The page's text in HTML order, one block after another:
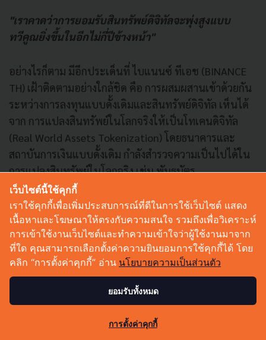
"เราคาดว่าการยอมรับสินทรัพย์ดิจิทัลจะพุ่งสูงแบบ
ทวีคูณยิ่งขึ้นในอีกไม่กี่ปีข้างหน้า"
อย่างไรก็ตาม มีอีกประเด็นที่ ไบแนนซ์ ทีเอช (BINANCE
TH) เฝ้าติดตามอย่างใกล้ชิด คือ การผสมผสานเข้าด้วยกัน
ระหว่างการลงทุนแบบดั้งเดิมและสินทรัพย์ดิจิทัล เห็นได้
จาก การแปลงสินทรัพย์ในโลกจริงให้เป็นโทเคนดิจิทัล
(Real World Assets Tokenization) โดยธนาคารและ
สถาบันการเงินแบบดั้งเดิม กำลังสำรวจความเป็นไปได้ใน
การแปลงสินทรัพย์ในโลกจริง เช่น พันธบัตร
อสังหาริมทรัพย์ หุ้น ให้เป็นสินทรัพย์ดิจิทัลที่สามารถซื้อ
ขายได้บนบล็อกเชน
“การแปลงสินทรัพย์จะเปิดโอกาสให้การซื้อขายสามารถ
เกิดขึ้นได้ตลอด 24 ชั่วโมง ซึ่งจะช่วยเพิ่มสภาพคล่อง
ขยายการเข้าถึงระหว่างประเทศ และอาจเป็นการเปลี่ยน
โฉมตลาดการลงทุนดั้งเดิมและเพิ่มโอกาสทางการลงทุน
ให้กว้างขวางมากขึ้น และเมื่อเส้นแบ่งระหว่างการเงิน
แบบดั้งเดิมกับสินทรัพย์ดิจิทัลเริ่มจางลง ทั้งสองภาคส่วน
เว็บไซต์นี้ใช้คุกกี้
เราใช้คุกกี้เพื่อเพิ่มประสบการณ์ที่ดีในการใช้เว็บไซต์ แสดง
เนื้อหาและโฆษณาให้ตรงกับความสนใจ รวมถึงเพื่อวิเคราะห์
การเข้าใช้งานเว็บไซต์และทำความเข้าใจว่าผู้ใช้งานมาจาก
ที่ใด คุณสามารถเลือกตั้งค่าความยินยอมการใช้คุกกี้ได้ โดย
คลิก “การตั้งค่าคุกกี้” อ่าน นโยบายความเป็นส่วนตัว
ยอมรับทั้งหมด
การตั้งค่าคุกกี้